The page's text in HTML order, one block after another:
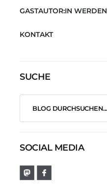
GASTAUTOR:IN WERDEN
KONTAKT
SUCHE
SOCIAL MEDIA